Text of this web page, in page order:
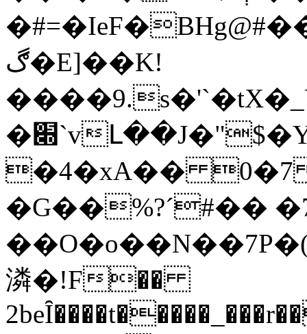
ڰ�E]��K!
�׍`vԼ��J�"$�Y#D��� ^8;��J8n@�%�y\��.7D����w
�4�xA��
�G��%?´#��
潾�!F��